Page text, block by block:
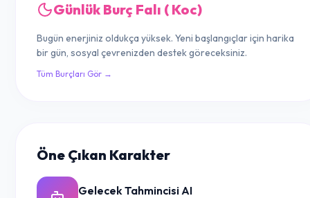
Günlük Burç Falı ( Koc)
Bugün enerjiniz oldukça yüksek. Yeni başlangıçlar için harika
bir gün, sosyal çevrenizden destek göreceksiniz.
Tüm Burçları Gör →
Öne Çıkan Karakter
Gelecek Tahmincisi AI